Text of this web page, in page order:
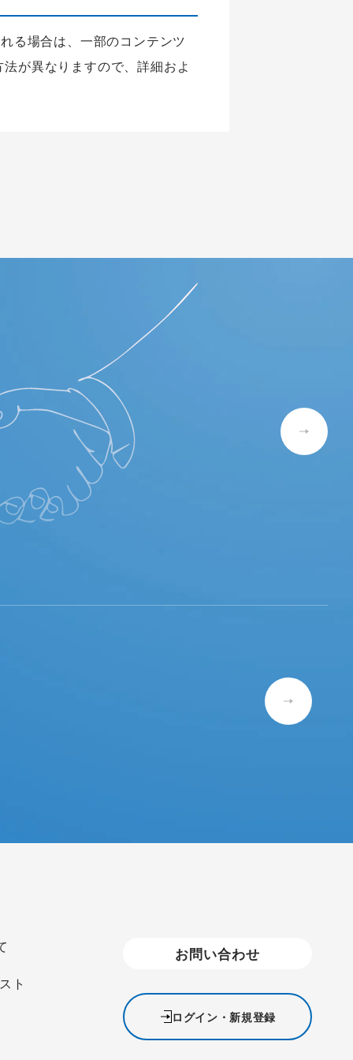
る場合は、一部のコンテンツ
が異なりますので、詳細およ
ト
お問い合わせ
ログイン・新規登録